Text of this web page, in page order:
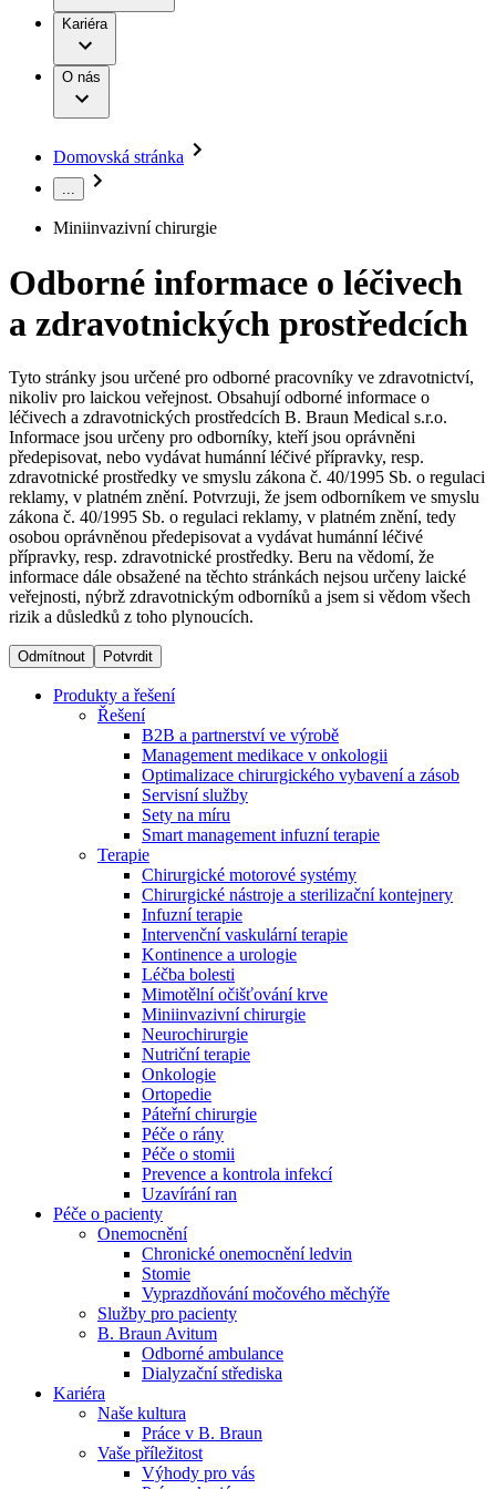
Léčba bolesti
Mimotělní očišťování krve
Nutriční terapie
Onkologie
Páteřní chirurgie
Péče o rány
Péče o stomii
Prevence a kontrola infekcí
Řešení
Terapie
Produktový katalog​
Objevte naše produkty. Navštivte produktový katalog B.
Braun s našim kompletním produktovým portfoliem.
Onemocnění
B. Braun Avitum
Dialyzační střediska​
B. Braun Avitum poskytuje kvalitní dialyzační péči ve všech
svých střediscích v České republice. Více informací se
dozvíte na stránkách jednotlivých středisek.
Odborné ambulance
Naše specializované ambulance jsou tu pro vás. Zvolte
specializaci a město, které potřebujete, a objednejte se do naší
ambulance.
Práce a kariéra
Naše kultura
Vaše příležitost​
Nabídky pracovních míst
Objevte své kariérní příležitosti ​v B. Braun. Vyhledejte náš trh
práce​ pro zajímavé pozice.​
Odpovědnost
Média
Kontaktní formulář
Registrace k odběru newsletteru
Společnost
Odpovědnost
Média
Kontakt
Zůstaňte v dialogu s B. Braun. ​Kontaktujte nás.​
Kariéra
O nás
Domovská stránka
...
Miniinvazivní chirurgie
Odborné informace o léčivech
a zdravotnických prostředcích
Tyto stránky jsou určené pro odborné pracovníky ve zdravotnictví,
nikoliv pro laickou veřejnost. Obsahují odborné informace o
léčivech a zdravotnických prostředcích B. Braun Medical s.r.o.
Informace jsou určeny pro odborníky, kteří jsou oprávněni
předepisovat, nebo vydávat humánní léčivé přípravky, resp.
zdravotnické prostředky ve smyslu zákona č. 40/1995 Sb. o regulaci
reklamy, v platném znění. Potvrzuji, že jsem odborníkem ve smyslu
zákona č. 40/1995 Sb. o regulaci reklamy, v platném znění, tedy
osobou oprávněnou předepisovat a vydávat humánní léčivé
přípravky, resp. zdravotnické prostředky. Beru na vědomí, že
informace dále obsažené na těchto stránkách nejsou určeny laické
veřejnosti, nýbrž zdravotnickým odborníků a jsem si vědom všech
rizik a důsledků z toho plynoucích.
Odmítnout Potvrdit
Produkty a řešení
Řešení
B2B a partnerství ve výrobě
Management medikace v onkologii
Optimalizace chirurgického vybavení a zásob
Servisní služby
Sety na míru
Smart management infuzní terapie​
Terapie
Chirurgické motorové systémy
Chirurgické nástroje a sterilizační kontejnery
Infuzní terapie
Intervenční vaskulární terapie
Kontinence a urologie
Léčba bolesti
Mimotělní očišťování krve
Miniinvazivní chirurgie
Neurochirurgie
Nutriční terapie
Onkologie
Ortopedie
Páteřní chirurgie
Péče o rány
Péče o stomii
Prevence a kontrola infekcí
Uzavírání ran
Péče o pacienty
Onemocnění
Chronické onemocnění ledvin
Stomie
Vyprazdňování močového měchýře
Služby pro pacienty
B. Braun Avitum
Odborné ambulance
Dialyzační střediska
Kariéra
Naše kultura
Práce v B. Braun
Vaše příležitost​
Výhody pro vás